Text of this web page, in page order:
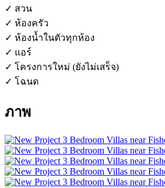
✓ สวน
✓ ห้องครัว
✓ ห้องน้ำในตัวทุกห้อง
✓ แอร์
✓ โครงการใหม่ (ยังไม่เสร็จ)
✓ โฉนด
ภาพ